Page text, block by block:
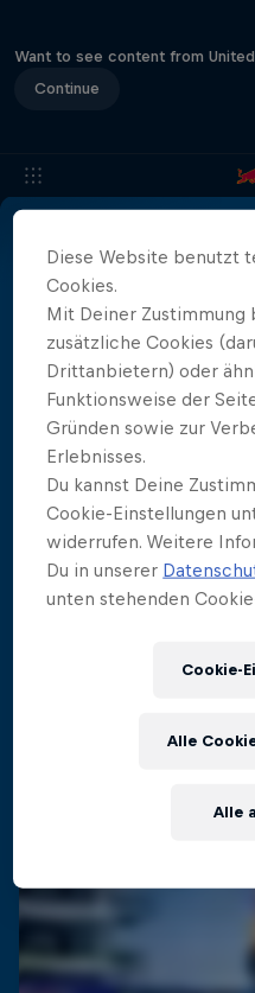
Want to see content from
Continue
Info Location &
Filme & Serien
More
Einblicke in die
4 Staffeln
Ähnliche Videos
Diese Website benutzt
Cookies.
Mit Deiner Zustimmung
zusätzliche Cookies
Drittanbietern) oder
Funktionsweise der
Gründen sowie zur
Erlebnisses.
Du kannst Deine
Cookie-Einstellungen
widerrufen. Weitere
Du in unserer
unten stehenden
Cookie-
Alle
Alle